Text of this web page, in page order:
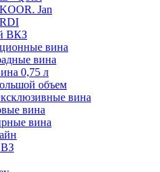
Jan
ВКЗ
вина
вина
0,75 л
объем
вина
вина
вина